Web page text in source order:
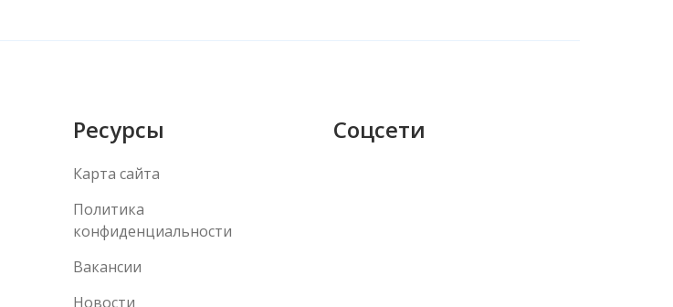
Ресурсы
Карта сайта
Политика
конфиденциальности
Вакансии
Новости
Соцсети